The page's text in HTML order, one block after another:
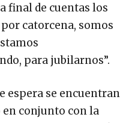
final de cuentas los
catorcena, somos
para jubilarnos”.
espera se encuentran
en conjunto con la